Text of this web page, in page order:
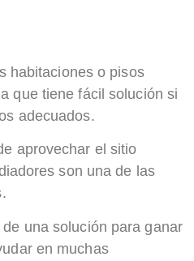
habitaciones o pisos
que tiene fácil solución si
adecuados.
aprovechar el sitio
son una de las
una solución para ganar
en muchas